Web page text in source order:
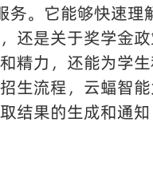
。它能够快速理
还是关于奖学金
力，还能为学生
生流程，云蝠智
结果的生成和通